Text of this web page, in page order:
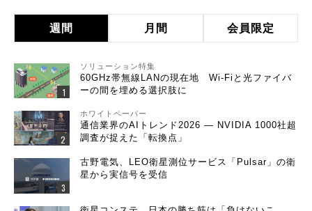
週間 月間 会員限定
ソリューション特集
60GHz帯無線LANの現在地 Wi-Fiと光ファイバ
ーの間を埋める選択肢に
ホワイトペーパー
通信業界のAIトレンド2026 ― NVIDIA 1000社超
調査が捉えた「転換点」
古野電気、LEO衛星測位サービス「Pulsar」の衛
星から実信号を受信